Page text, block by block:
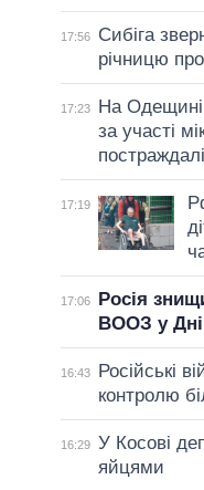
17:56
Сибіга
річницю
17:23
На
за участі
постраждалі
17:19
17:06
Росія
ВООЗ у
16:43
Російські
контролю
16:29 У Косові
яйцями